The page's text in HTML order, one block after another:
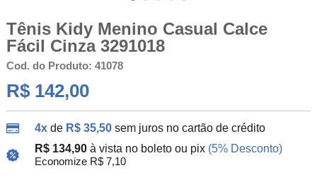
Tênis Kidy Menino Casual Calce
Fácil Cinza 3291018
Cod. do Produto: 41078
R$ 142,00
4xde R$ 35,50 sem juros no cartão de crédito
R$ 134,90 à vista no boleto ou pix (5% Desconto)
Economize R$ 7,10